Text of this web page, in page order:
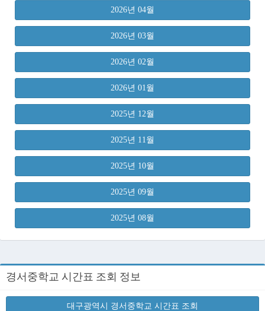
2026년 04월
2026년 03월
2026년 02월
2026년 01월
2025년 12월
2025년 11월
2025년 10월
2025년 09월
2025년 08월
경서중학교 시간표 조회 정보
대구광역시 경서중학교 시간표 조회